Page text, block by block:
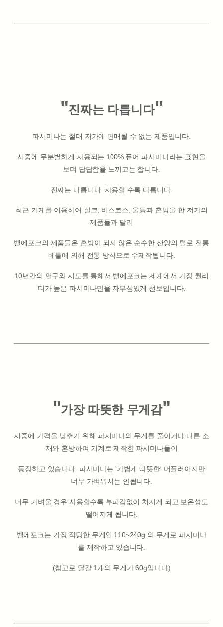
"진짜는 다릅니다"
파시미나는 절대 저가에 판매될 수 없는 제품입니다.
시중에 무분별하게 사용되는 100% 퓨어 파시미나라는 표현을
보며 답답함을 느끼고는 합니다.
진짜는 다릅니다. 사용할 수록 다릅니다.
최근 기계를 이용하여 실크, 비스코스, 울등과 혼방을 한 저가의
제품들과 달리
벨에포크의 제품들은 혼방이 되지 않은 순수한 산양의 털로 전통
베틀에 의해 전통 방식으로 수제작됩니다.
10년간의 연구와 시도를 통해서 벨에포크는 세계에서 가장 퀄리
티가 높은 파시미나만을 자부심있게 선보입니다.
"가장 따뜻한 무게감"
시중에 가격을 낮추기 위해 파시미나의 무게를 줄이거나 다른 소
재와 혼방하여 기계로 제작한 파시미나들이
등장하고 있습니다. 파시미나는 '가볍게 따뜻한' 머플러이지만
너무 가벼워서는 안됩니다.
너무 가벼울 경우 사용할수록 부피감없이 처지게 되고 보온성도
떨어지게 됩니다.
벨에포크는 가장 적당한 무게인 110~240g 의 무게로 파시미나
를 제작하고 있습니다.
(참고로 달걀 1개의 무게가 60g입니다)